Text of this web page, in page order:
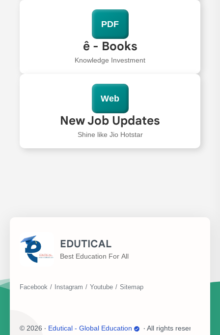
PDF
ê - Books
Knowledge Investment
Web
New Job Updates
Shine like Jio Hotstar
EDUTICAL
Best Education For All
© 2026 ‧ Edutical - Global Education ‧ All rights reserved.